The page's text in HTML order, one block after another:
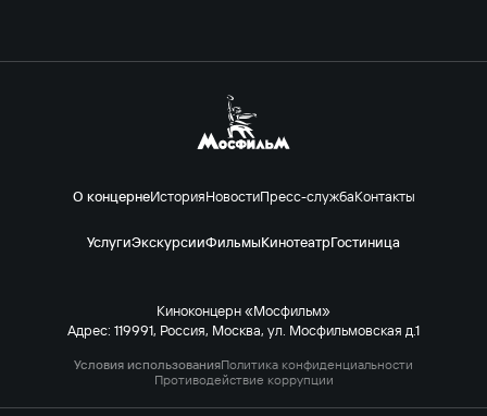
О концернеИсторияНовостиПресс-службаКонтакты
УслугиЭкскурсииФильмыКинотеатрГостиница
Киноконцерн «Мосфильм»
Адрес: 119991, Россия, Москва, ул. Мосфильмовская д.1
Условия использованияПолитика конфиденциальности
Противодействие коррупции